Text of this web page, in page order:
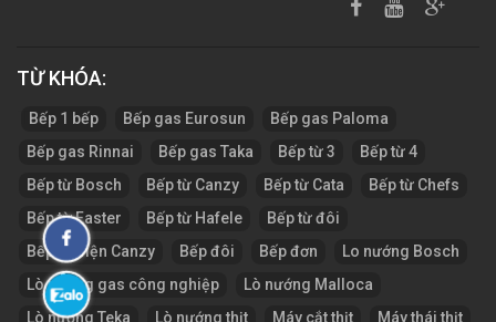
TỪ KHÓA:
Tag:
Bếp 1 bếp Bếp gas Eurosun
Bếp gas Paloma
Bếp gas Rinnai
Bếp gas Taka Bếp từ 3
Bếp từ 4
Bếp từ Bosch
Bếp từ Canzy Bếp từ Cata
Bếp từ Chefs
Bếp từ Faster
Bếp từ Hafele
Bếp từ đôi
Bếp từ điện Canzy
Bếp đôi Bếp đơn
Lo nướng Bosch
Lò nướng gas công nghiệp
Lò nướng Malloca
Lò nướng Teka
Lò nướng thịt Máy cắt thịt Máy thái thịt
Fanpage
Facebook
Zalo: